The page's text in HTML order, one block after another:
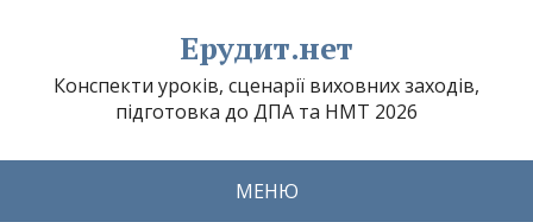
Ерудит.нет
Конспекти уроків, сценарії виховних заходів,
підготовка до ДПА та НМТ 2026
МЕНЮ